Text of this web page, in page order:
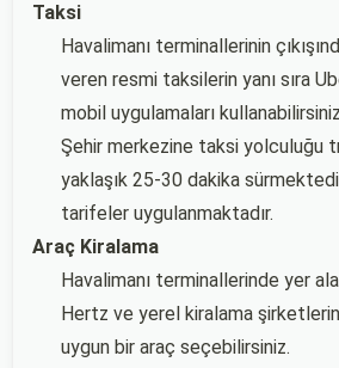
Taksi
Havalimanı terminallerinin
veren resmi taksilerin yanı sıra
mobil uygulamaları
Şehir merkezine taksi yolculuğu
yaklaşık 25-30 dakika
tarifeler uygulanmaktadır.
Araç Kiralama
Havalimanı terminallerinde yer
Hertz ve yerel kiralama
uygun bir araç seçebilirsiniz.